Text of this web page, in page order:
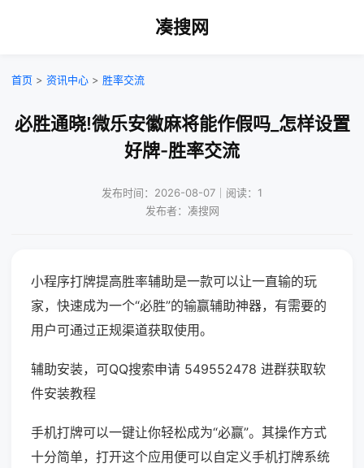
凑搜网
首页 > 资讯中心 > 胜率交流
必胜通晓!微乐安徽麻将能作假吗_怎样设置
好牌-胜率交流
发布时间：2026-08-07｜阅读：1
发布者：凑搜网
小程序打牌提高胜率辅助是一款可以让一直输的玩
家，快速成为一个“必胜”的输赢辅助神器，有需要的
用户可通过正规渠道获取使用。
辅助安装，可QQ搜索申请 549552478 进群获取软
件安装教程
手机打牌可以一键让你轻松成为“必赢”。其操作方式
十分简单，打开这个应用便可以自定义手机打牌系统